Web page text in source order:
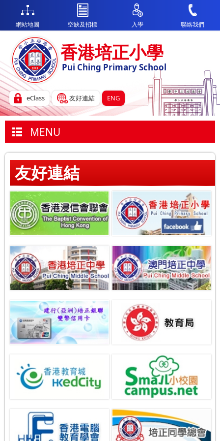
香港培正小學
Pui Ching Primary School
eClass 友好連結 ENG
網站地圖 空缺及招標 入學 聯絡我們
MENU
友好連結